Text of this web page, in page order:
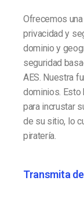
Ofrecemos
privacidad y
dominio y
seguridad
AES. Nuestra
dominios. Esto
para incrustar
de su sitio, lo
piratería.
Transmita